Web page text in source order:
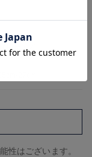
適用サイズ
性はございます。